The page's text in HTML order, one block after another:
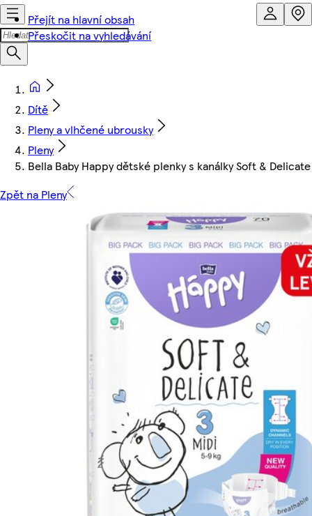
Přejít na hlavní obsah
Přeskočit na vyhledávání
Dítě
Pleny a vlhčené ubrousky
Pleny
Bella Baby Happy dětské plenky s kanálky Soft &
Zpět na Pleny